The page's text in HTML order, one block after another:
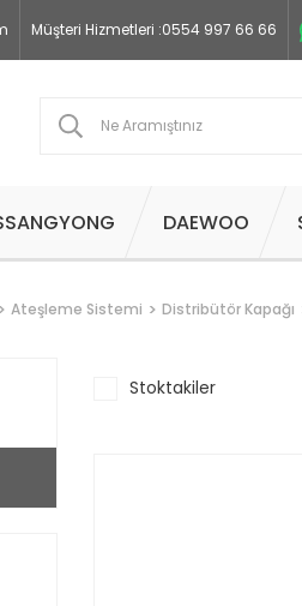
Müşteri Hizmetleri :0554 997 66 66
DAEWOO
Ateşleme Sistemi Distribütör Kapağı
Stoktakiler